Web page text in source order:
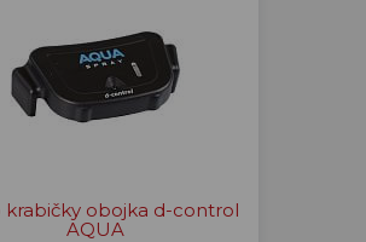
krabičky obojka d-control
AQUA